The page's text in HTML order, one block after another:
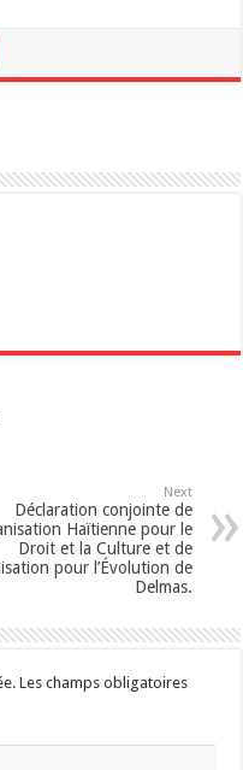
Next
Déclaration conjointe de
Haïtienne pour le
Droit et la Culture et de
pour l’Évolution de
Delmas.
Les champs obligatoires